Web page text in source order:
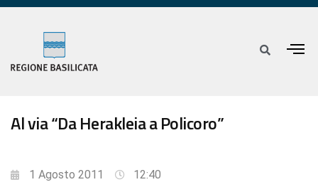
Al via “Da Herakleia a Policoro”
1 Agosto 2011 12:40